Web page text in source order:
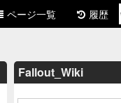
ページ一覧 履歴
Fallout_Wiki